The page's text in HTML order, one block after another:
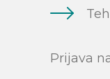
Prijava